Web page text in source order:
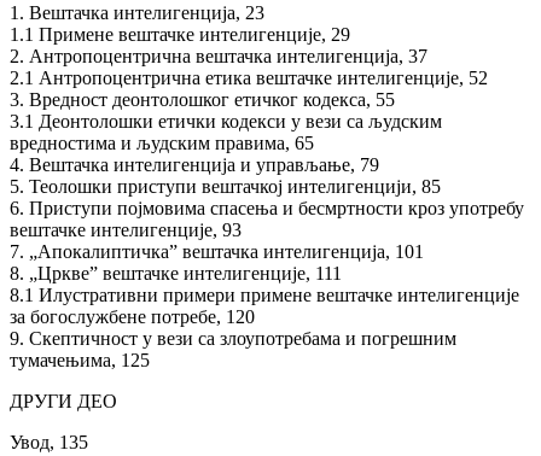
1. Вештачка интелигенција, 23
1.1 Примене вештачке интелигенције, 29
2. Антропоцентрична вештачка интелигенција, 37
2.1 Антропоцентрична етика вештачке интелигенције, 52
3. Вредност деонтолошког етичког кодекса, 55
3.1 Деонтолошки етички кодекси у вези са људским
вредностима и људским правима, 65
4. Вештачка интелигенција и управљање, 79
5. Теолошки приступи вештачкој интелигенцији, 85
6. Приступи појмовима спасења и бесмртности кроз употребу
вештачке интелигенције, 93
7. „Апокалиптичка” вештачка интелигенција, 101
8. „Цркве” вештачке интелигенције, 111
8.1 Илустративни примери примене вештачке интелигенције
за богослужбене потребе, 120
9. Скептичност у вези са злоупотребама и погрешним
тумачењима, 125
ДРУГИ ДЕО
Увод, 135